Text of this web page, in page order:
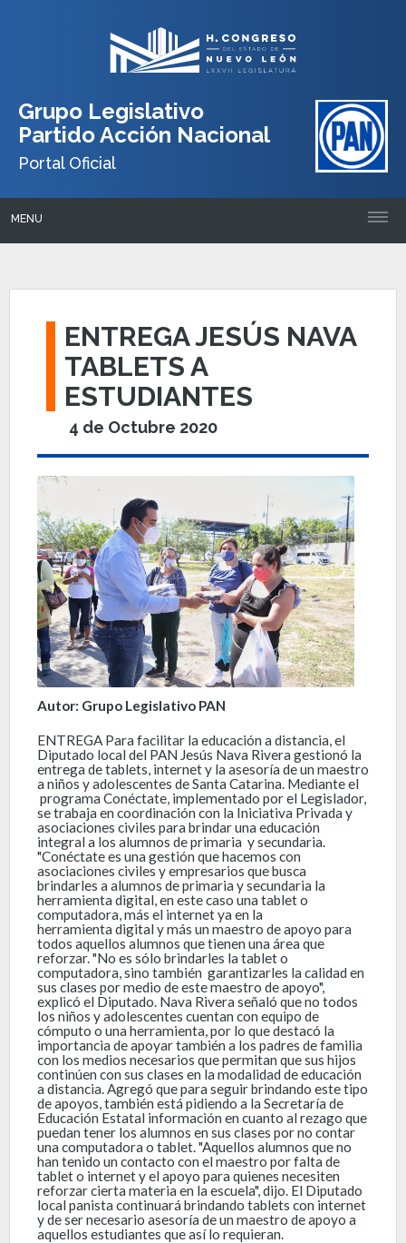
Grupo Legislativo
Partido Acción Nacional
Portal Oficial
MENU
ENTREGA JESÚS NAVA
TABLETS A
ESTUDIANTES
4 de Octubre 2020
Autor: Grupo Legislativo PAN
ENTREGA Para facilitar la educación a distancia, el
Diputado local del PAN Jesús Nava Rivera gestionó la
entrega de tablets, internet y la asesoría de un maestro
a niños y adolescentes de Santa Catarina. Mediante el
programa Conéctate, implementado por el Legislador,
se trabaja en coordinación con la Iniciativa Privada y
asociaciones civiles para brindar una educación
integral a los alumnos de primaria y secundaria.
"Conéctate es una gestión que hacemos con
asociaciones civiles y empresarios que busca
brindarles a alumnos de primaria y secundaria la
herramienta digital, en este caso una tablet o
computadora, más el internet ya en la
herramienta digital y más un maestro de apoyo para
todos aquellos alumnos que tienen una área que
reforzar. "No es sólo brindarles la tablet o
computadora, sino también garantizarles la calidad en
sus clases por medio de este maestro de apoyo",
explicó el Diputado. Nava Rivera señaló que no todos
los niños y adolescentes cuentan con equipo de
cómputo o una herramienta, por lo que destacó la
importancia de apoyar también a los padres de familia
con los medios necesarios que permitan que sus hijos
continúen con sus clases en la modalidad de educación
a distancia. Agregó que para seguir brindando este tipo
de apoyos, también está pidiendo a la Secretaría de
Educación Estatal información en cuanto al rezago que
puedan tener los alumnos en sus clases por no contar
una computadora o tablet. "Aquellos alumnos que no
han tenido un contacto con el maestro por falta de
tablet o internet y el apoyo para quienes necesiten
reforzar cierta materia en la escuela", dijo. El Diputado
local panista continuará brindando tablets con internet
y de ser necesario asesoría de un maestro de apoyo a
aquellos estudiantes que así lo requieran.